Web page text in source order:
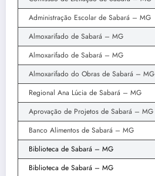
Administração Escolar de Sabará – MG
Almoxarifado de Sabará – MG
Almoxarifado de Sabará – MG
Almoxarifado do Obras de Sabará – MG
Regional Ana Lúcia de Sabará – MG
Aprovação de Projetos de Sabará – MG
Banco Alimentos de Sabará – MG
Biblioteca de Sabará – MG
Biblioteca de Sabará – MG